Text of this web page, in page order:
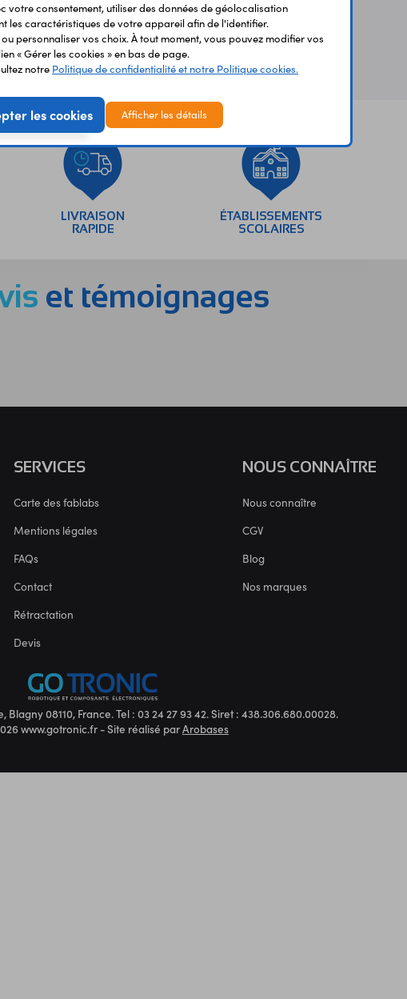
LIVRAISON
RAPIDE
ÉTABLISSEMENTS
SCOLAIRES
et témoignages
SERVICES
Carte des fablabs
Mentions légales
FAQs
Contact
Rétractation
Devis
NOUS CONNAÎTRE
Nous connaître
CGV
Blog
Nos marques
08110, France. Tel : 03 24 27 93 42. Siret : 438.306.680.00028.
www.gotronic.fr - Site réalisé parArobases
votre consentement, utiliser des données de géolocalisation
les caractéristiques de votre appareil afin de l'identifier.
personnaliser vos choix. À tout moment, vous pouvez modifier vos
« Gérer les cookies » en bas de page.
notre Politique de confidentialité et notre Politique cookies.
les cookies Afficher les détails